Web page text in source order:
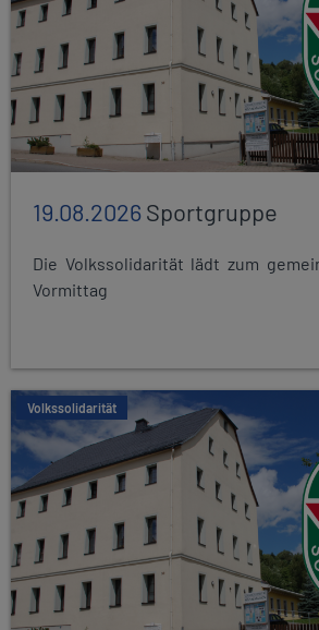
19.08.2026Sportgruppe
Die Volkssolidarität lädt zum
Vormittag
Volkssolidarität